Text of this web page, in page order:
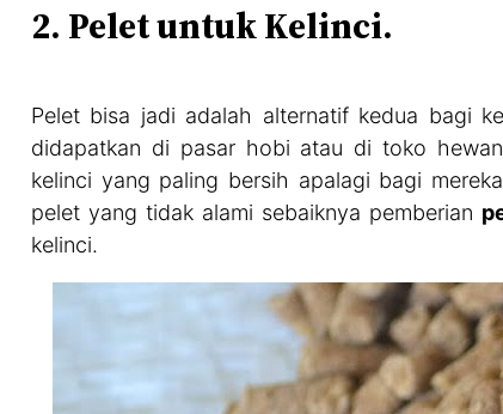
2. Pelet untuk Kelinci.
Pelet bisa jadi adalah alternatif kedua bagi
didapatkan di pasar hobi atau di toko
kelinci yang paling bersih apalagi bagi
pelet yang tidak alami sebaiknya pemberian
kelinci.